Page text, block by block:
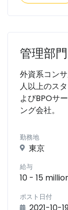
管理部
外資系コン
人以上のス
よびBPOサ
ング会社。
勤務地
東京
給与
10 - 15
ポスト日付
2021-10-